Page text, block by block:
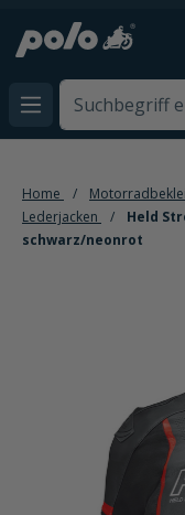
springen
Home
Lederjacken
Held
schwarz/neonrot